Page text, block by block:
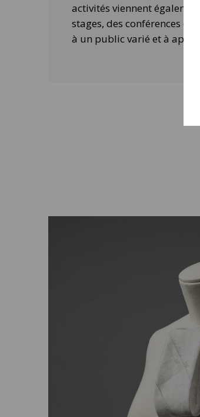
activités viennent
stages, des conférences ou
à un public varié et à